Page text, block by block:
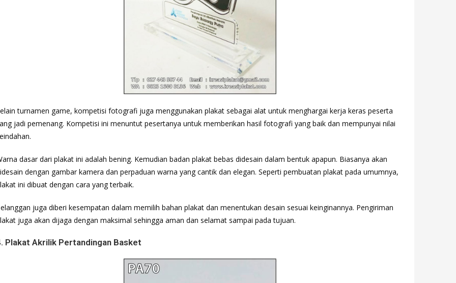
turnamen game, kompetisi fotografi juga menggunakan plakat sebagai alat untuk menghargai kerja keras peserta
jadi pemenang. Kompetisi ini menuntut pesertanya untuk memberikan hasil fotografi yang baik dan mempunyai nilai
dasar dari plakat ini adalah bening. Kemudian badan plakat bebas didesain dalam bentuk apapun. Biasanya akan
dengan gambar kamera dan perpaduan warna yang cantik dan elegan. Seperti pembuatan plakat pada umumnya,
ini dibuat dengan cara yang terbaik.
juga diberi kesempatan dalam memilih bahan plakat dan menentukan desain sesuai keinginannya. Pengiriman
juga akan dijaga dengan maksimal sehingga aman dan selamat sampai pada tujuan.
Plakat Akrilik Pertandingan Basket